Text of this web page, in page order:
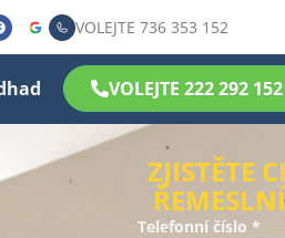
VOLEJTE 736 353 152
VOLEJTE 222 292 152
ZJISTĚTE
Telefonní číslo *